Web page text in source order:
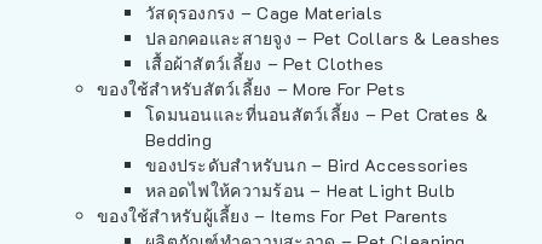
วัสดุรองกรง – Cage Materials
ปลอกคอและสายจูง – Pet Collars & Leashes
เสื้อผ้าสัตว์เลี้ยง – Pet Clothes
ของใช้สำหรับสัตว์เลี้ยง – More For Pets
โดมนอนและที่นอนสัตว์เลี้ยง – Pet Crates &
Bedding
ของประดับสำหรับนก – Bird Accessories
หลอดไฟให้ความร้อน – Heat Light Bulb
ของใช้สำหรับผู้เลี้ยง – Items For Pet Parents